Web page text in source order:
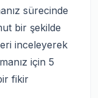
sürecinde
bir şekilde
inceleyerek
için 5
fikir